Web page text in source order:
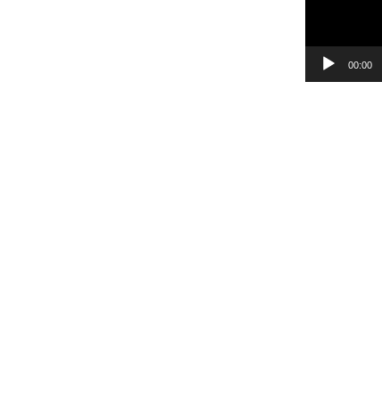
00:00